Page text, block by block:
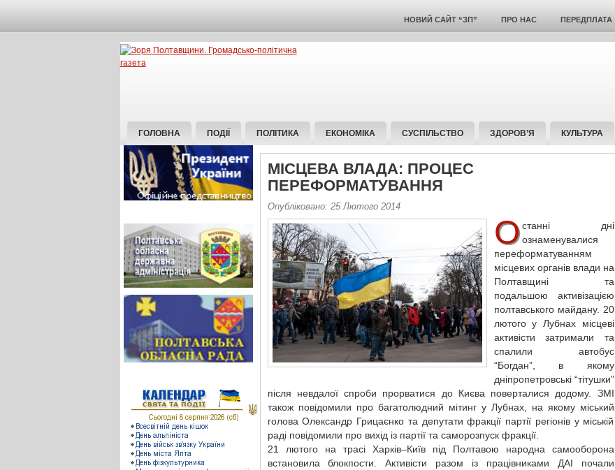
НОВИЙ САЙТ “ЗП” ПРО НАС ПЕРЕДПЛАТА
ГОЛОВНА ПОДІЇ ПОЛІТИКА ЕКОНОМІКА СУСПІЛЬСТВО ЗДОРОВ’Я КУЛЬТУРА
МІСЦЕВА ВЛАДА: ПРОЦЕС
ПЕРЕФОРМАТУВАННЯ
Опубліковано: 25 Лютого 2014
О станні дні
ознаменувалися
переформатуванням
місцевих органів влади на
Полтавщині та
подальшою активізацією
полтавського майдану. 20
лютого у Лубнах місцеві
активісти затримали та
спалили автобус
“Богдан”, в якому
дніпропетровські “тітушки”
після невдалої спроби прорватися до Києва поверталися додому. ЗМІ
також повідомили про багатолюдний мітинг у Лубнах, на якому міський
голова Олександр Грицаєнко та депутати фракції партії регіонів у міській
раді повідомили про вихід із партії та саморозпуск фракції.
21 лютого на трасі Харків–Київ під Полтавою народна самооборона
встановила блокпости. Активісти разом із працівниками ДАІ почали